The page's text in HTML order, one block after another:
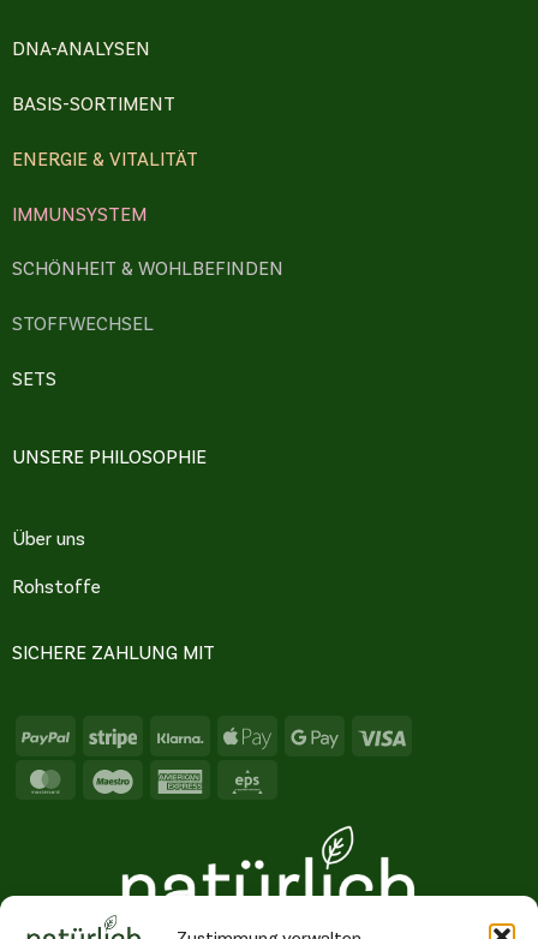
DNA-ANALYSEN
BASIS-SORTIMENT
ENERGIE & VITALITÄT
IMMUNSYSTEM
SCHÖNHEIT & WOHLBEFINDEN
STOFFWECHSEL
SETS
UNSERE PHILOSOPHIE
Über uns
Rohstoffe
SICHERE ZAHLUNG MIT
PayPal Stripe Klarna
Apple
Google Visa
MasterCardMaestroAmerican